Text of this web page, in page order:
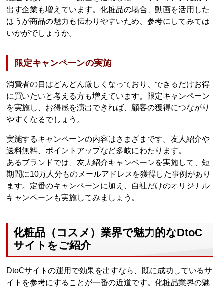
出す企業も増えています。化粧品の場合、動画を活用した
ほうが商品の魅力も伝わりやすいため、参考にしてみては
いかがでしょうか。
限定キャンペーンの実施
消費者の目はどんどん厳しくなっており、できるだけお得
に買いたいと考える方も増えています。限定キャンペーン
を実施し、お得感を演出できれば、顧客の獲得につながり
やすくなるでしょう。
実施するキャンペーンの内容はさまざまです。友人紹介や
送料無料、ポイントアップなど多岐にわたります。
あるブランドでは、友人紹介キャンペーンを実施して、短
期間に10万人分ものメールアドレスを獲得した事例があり
ます。定番のキャンペーンに加え、自社だけのオリジナル
キャンペーンも実施してみましょう。
化粧品（コスメ）業界で魅力的なDtoC
サイトをご紹介
DtoCサイトの運用で効果を出すなら、既に成功しているサ
イトを参考にすることが一番の近道です。化粧品業界の魅